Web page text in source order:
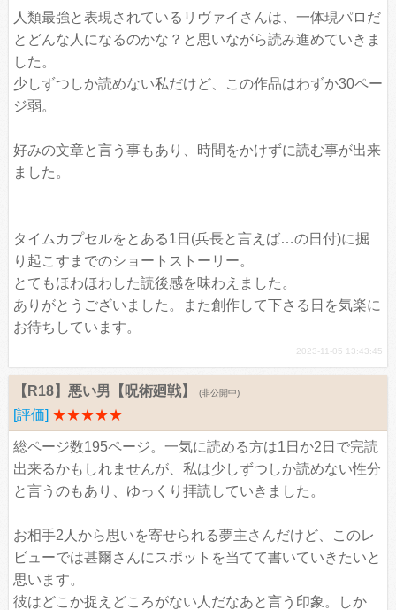
人類最強と表現されているリヴァイさんは、一体現パロだ
とどんな人になるのかな？と思いながら読み進めていきま
した。
少しずつしか読めない私だけど、この作品はわずか30ペー
ジ弱。
好みの文章と言う事もあり、時間をかけずに読む事が出来
ました。
タイムカプセルをとある1日(兵長と言えば…の日付)に掘
り起こすまでのショートストーリー。
とてもほわほわした読後感を味わえました。
ありがとうございました。また創作して下さる日を気楽に
お待ちしています。
2023-11-05 13:43:45
【R18】悪い男【呪術廻戦】 (非公開中)
[評価] ★★★★★
総ページ数195ページ。一気に読める方は1日か2日で完読
出来るかもしれませんが、私は少しずつしか読めない性分
と言うのもあり、ゆっくり拝読していきました。
お相手2人から思いを寄せられる夢主さんだけど、このレ
ビューでは甚爾さんにスポットを当てて書いていきたいと
思います。
彼はどこか捉えどころがない人だなあと言う印象。しか